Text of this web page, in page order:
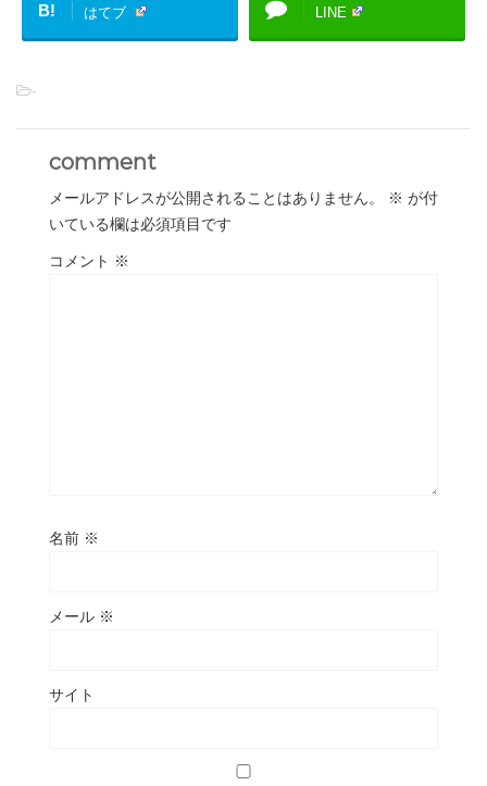
B! はてブ LINE
-
comment
メールアドレスが公開されることはありません。 ※ が付
いている欄は必須項目です
コメント ※
名前 ※
メール ※
サイト